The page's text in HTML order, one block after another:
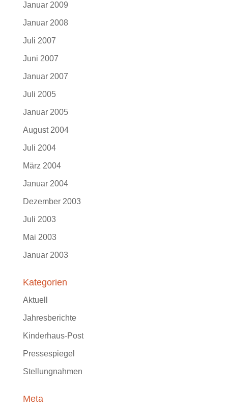
Januar 2009
Januar 2008
Juli 2007
Juni 2007
Januar 2007
Juli 2005
Januar 2005
August 2004
Juli 2004
März 2004
Januar 2004
Dezember 2003
Juli 2003
Mai 2003
Januar 2003
Kategorien
Aktuell
Jahresberichte
Kinderhaus-Post
Pressespiegel
Stellungnahmen
Meta